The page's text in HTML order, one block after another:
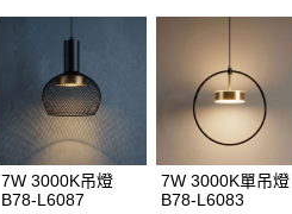
7W 3000K吊燈
B78-L6087
7W 3000K單吊燈
B78-L6083